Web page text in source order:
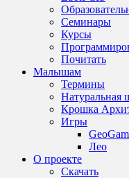
Семинары
Курсы
Почитать
Малышам
Термины
Натуральная
Крошка
Игры
Лео
О проекте
Скачать